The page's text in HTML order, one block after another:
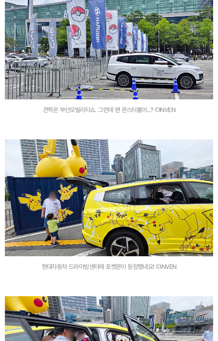
견학온 부산모빌리티쇼. 그런데 왠 몬스터볼이...? ©INVEN
현대자동차 드라이빙센터에 포켓몬이 등장했네요! ©INVEN